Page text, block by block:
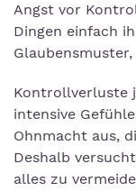
Angst vor
Dingen einfach
Kontrollverluste
intensive
Ohnmacht aus,
Deshalb
alles zu